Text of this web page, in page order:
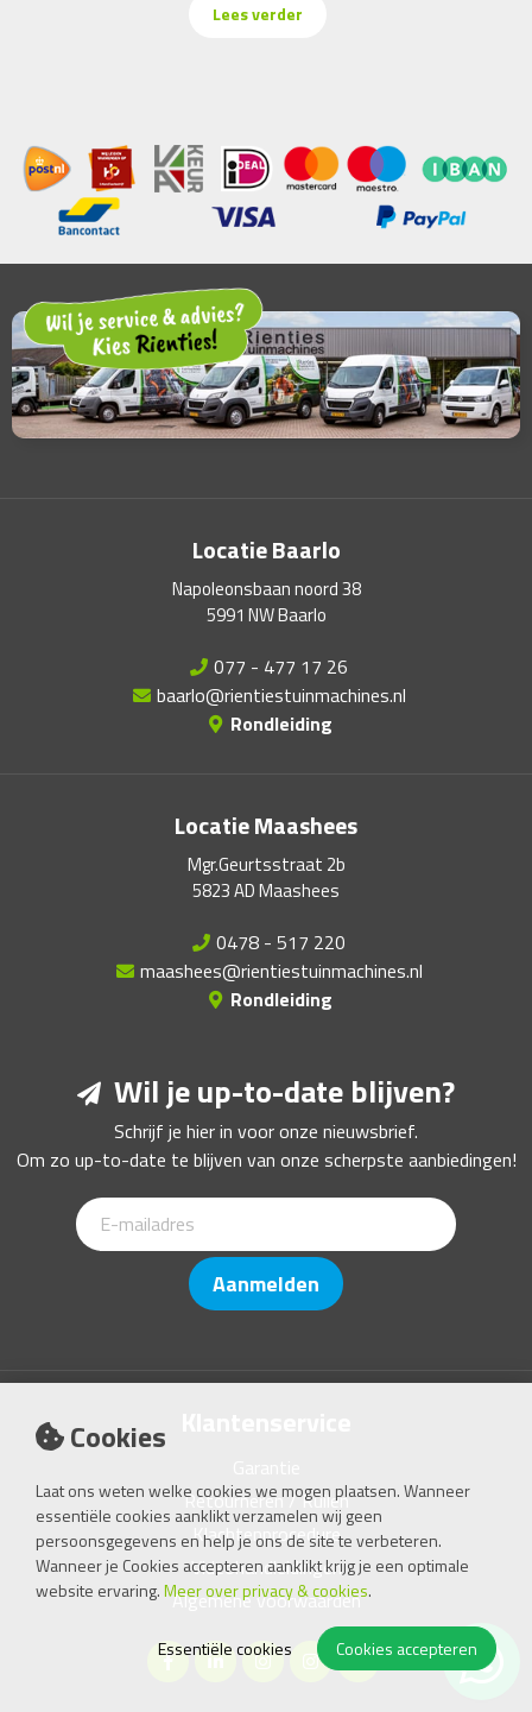
Cookies
Laat ons weten welke cookies we mogen plaatsen. Wanneer
essentiële cookies aanklikt verzamelen wij geen
persoonsgegevens en help je ons de site te verbeteren.
Wanneer je Cookies accepteren aanklikt krijg je een optimale
website ervaring.Meer over privacy & cookies.
Cookies accepteren
Essentiële cookies
Lees verder
Locatie Baarlo
Napoleonsbaan noord 38
5991 NW Baarlo
077 - 477 17 26
baarlo@rientiestuinmachines.nl
Rondleiding
Locatie Maashees
Mgr.Geurtsstraat 2b
5823 AD Maashees
0478 - 517 220
maashees@rientiestuinmachines.nl
Rondleiding
Wil je up-to-date blijven?
Schrijf je hier in voor onze nieuwsbrief.
Om zo up-to-date te blijven van onze scherpste aanbiedingen!
Aanmelden
Retourneren / Ruilen
Klachtenprocedure
Videohandleidingen
Algemene voorwaarden